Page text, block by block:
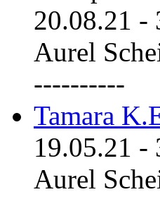
20.08.21 -
Aurel
----------
Tamara
19.05.21 -
Aurel